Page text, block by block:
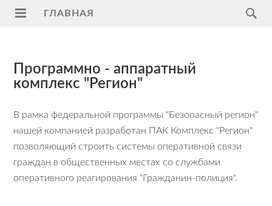
Услуги
Видеонаблюдение
на
транспорте
ПАК
ГЛАВНАЯ
Программно - аппаратный
комплекс "Регион"
В рамка федеральной программы "Безопасный регион"
нашей компанией разработан ПАК Комплекс "Регион"
позволяющий строить системы оперативной связи
граждан в общественных местах со службами
оперативного реагирования "Гражданин-полиция".